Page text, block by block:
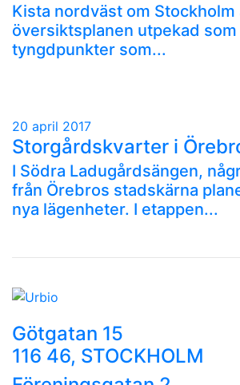
Kista nordväst om Stockholm
översiktsplanen utpekad som
tyngdpunkter som...
20 april 2017
Storgårdskvarter i
I Södra Ladugårdsängen,
från Örebros stadskärna
nya lägenheter. I etappen...
Götgatan 15
116 46, STOCKHOLM